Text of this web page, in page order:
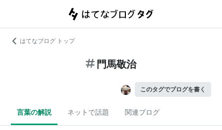
はてなブログ トップ
門馬敬治
このタグでブログを書く
言葉の解説 ネットで話題 関連ブログ